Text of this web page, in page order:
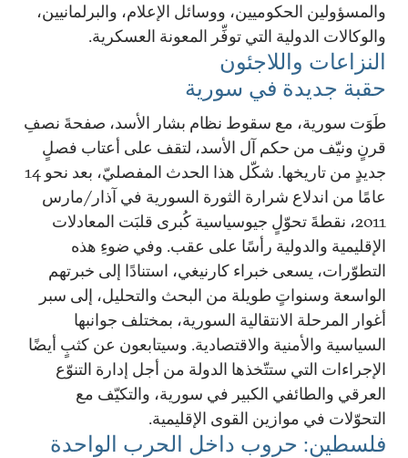
والمسؤولين الحكوميين، ووسائل الإعلام، والبرلمانيين،
والوكالات الدولية التي توفِّر المعونة العسكرية.
النزاعات واللاجئون
حقبة جديدة في سورية
طَوَت سورية، مع سقوط نظام بشار الأسد، صفحةَ نصفِ
قرنٍ ونيّف من حكم آل الأسد، لتقف على أعتاب فصلٍ
جديدٍ من تاريخها. شكّل هذا الحدث المفصليّ، بعد نحو 14
عامًا من اندلاع شرارة الثورة السورية في آذار/مارس
2011، نقطةَ تحوّلٍ جيوسياسية كُبرى قلبَت المعادلات
الإقليمية والدولية رأسًا على عقب. وفي ضوءِ هذه
التطوّرات، يسعى خبراء كارنيغي، استنادًا إلى خبرتهم
الواسعة وسنواتٍ طويلة من البحث والتحليل، إلى سبر
أغوار المرحلة الانتقالية السورية، بمختلف جوانبها
السياسية والأمنية والاقتصادية. وسيتابعون عن كثبٍ أيضًا
الإجراءات التي ستتّخذها الدولة من أجل إدارة التنوّع
العرقي والطائفي الكبير في سورية، والتكيّف مع
التحوّلات في موازين القوى الإقليمية.
فلسطين: حروب داخل الحرب الواحدة